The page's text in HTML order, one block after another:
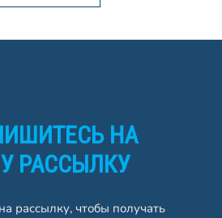
НА
РАССЫЛКУ
рассылку, чтобы получать